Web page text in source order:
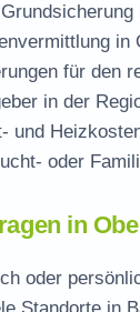
in
für den
in der
und
oder
in
oder